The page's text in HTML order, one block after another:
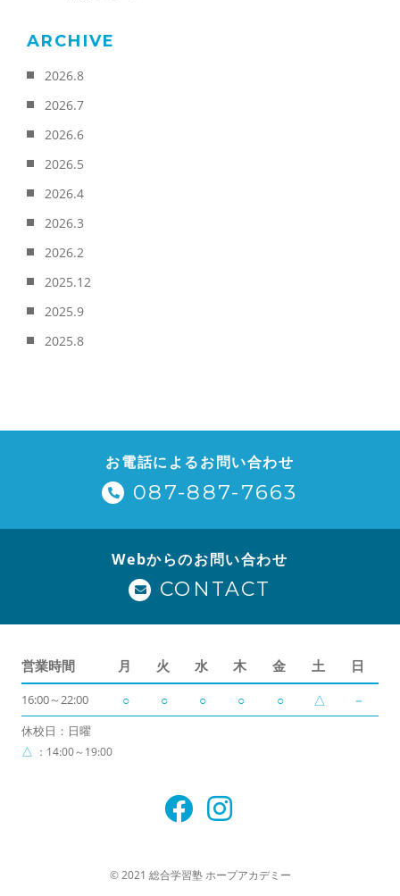
ARCHIVE
2026.8
2026.7
2026.6
2026.5
2026.4
2026.3
2026.2
2025.12
2025.9
2025.8
お電話によるお問い合わせ
087-887-7663
Webからのお問い合わせ
CONTACT
営業時間 月 火 水 木 金 土 日
16:00～22:00 ○ ○ ○ ○ ○ △ －
休校日：日曜
△ ：14:00～19:00
© 2021 総合学習塾 ホープアカデミー